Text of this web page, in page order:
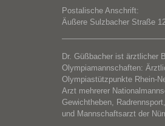
Postalische Anschrift:
Äußere Sulzbacher Straße
Dr. Güßbacher ist ärztlicher
Olympiamannschaften:
Olympiastützpunkte Rhein-
Arzt mehrerer
Gewichtheben,
und Mannschaftsarzt der